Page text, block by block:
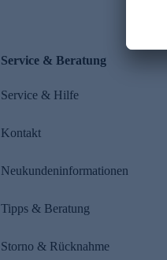
Service & Beratung
Service & Hilfe
Kontakt
Neukundeninformationen
Tipps & Beratung
Storno & Rücknahme